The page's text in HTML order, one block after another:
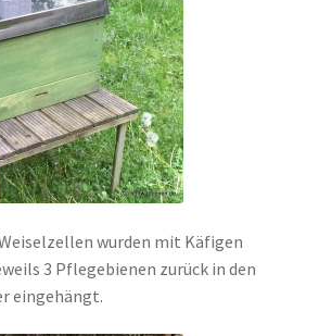
wurden mit Käfigen
3 Pflegebienen zurück in den
eingehängt.